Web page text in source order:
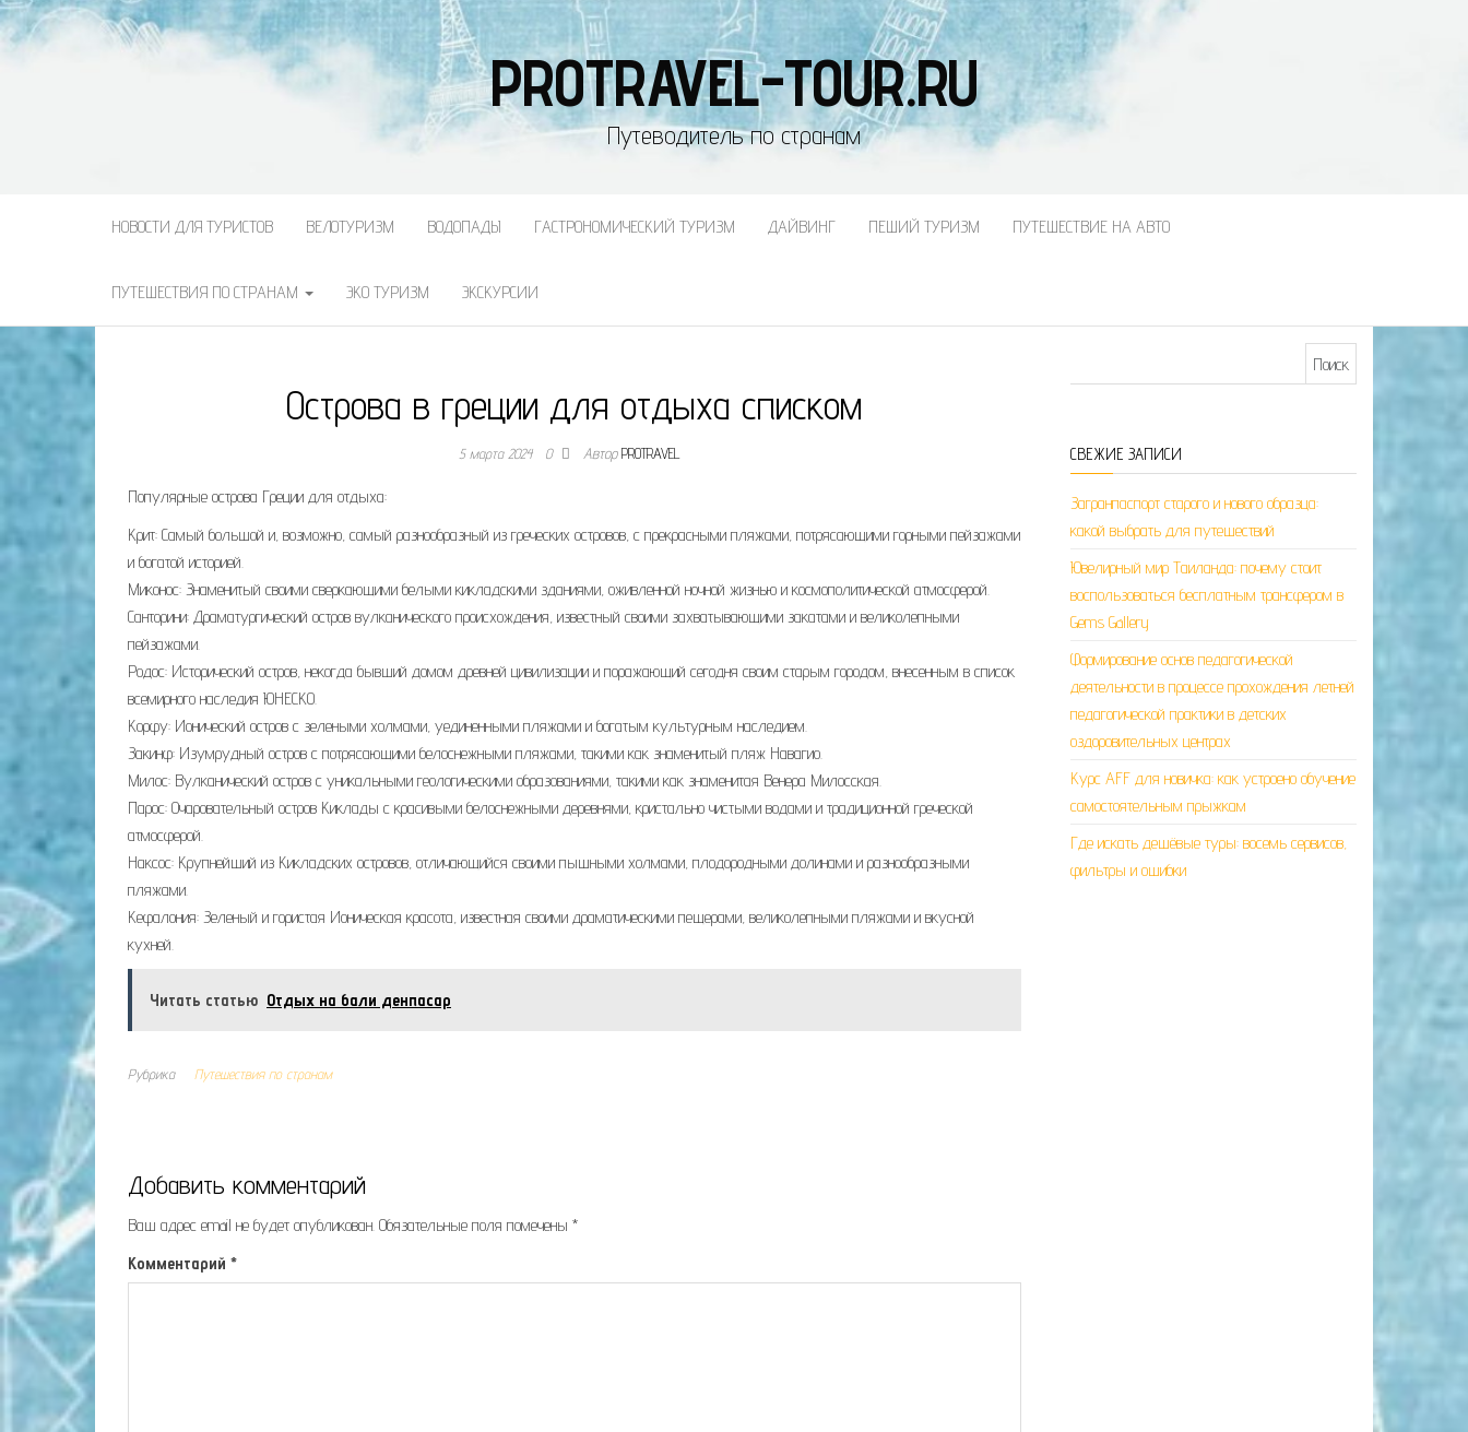
PROTRAVEL-TOUR.RU
Путеводитель по странам
НОВОСТИ ДЛЯ ТУРИСТОВ ВЕЛОТУРИЗМ ВОДОПАДЫ ГАСТРОНОМИЧЕСКИЙ ТУРИЗМ ДАЙВИНГ ПЕШИЙ ТУРИЗМ ПУТЕШЕСТВИЕ НА АВТО
ПУТЕШЕСТВИЯ ПО СТРАНАМ ЭКО ТУРИЗМ ЭКСКУРСИИ
Острова в греции для отдыха списком
5 марта 2024 0 АвторPROTRAVEL
Популярные острова Греции для отдыха:
Крит: Самый большой и, возможно, самый разнообразный из греческих островов, с прекрасными пляжами, потрясающими горными пейзажами
и богатой историей.
Миконос: Знаменитый своими сверкающими белыми кикладскими зданиями, оживленной ночной жизнью и космополитической атмосферой.
Санторини: Драматургический остров вулканического происхождения, известный своими захватывающими закатами и великолепными
пейзажами.
Родос: Исторический остров, некогда бывший домом древней цивилизации и поражающий сегодня своим старым городом, внесенным в список
всемирного наследия ЮНЕСКО.
Корфу: Ионический остров с зелеными холмами, уединенными пляжами и богатым культурным наследием.
Закинф: Изумрудный остров с потрясающими белоснежными пляжами, такими как знаменитый пляж Навагио.
Милос: Вулканический остров с уникальными геологическими образованиями, такими как знаменитая Венера Милосская.
Парос: Очаровательный остров Киклады с красивыми белоснежными деревнями, кристально чистыми водами и традиционной греческой
атмосферой.
Наксос: Крупнейший из Кикладских островов, отличающийся своими пышными холмами, плодородными долинами и разнообразными
пляжами.
Кефалония: Зеленый и гористая Ионическая красота, известная своими драматическими пещерами, великолепными пляжами и вкусной
кухней.
Читать статью Отдых на бали денпасар
Рубрика Путешествия по странам
Добавить комментарий
Ваш адрес email не будет опубликован. Обязательные поля помечены *
Комментарий *
СВЕЖИЕ ЗАПИСИ
Загранпаспорт старого и нового образца:
какой выбрать для путешествий
Ювелирный мир Таиланда: почему стоит
воспользоваться бесплатным трансфером в
Gems Gallery
Формирование основ педагогической
деятельности в процессе прохождения летней
педагогической практики в детских
оздоровительных центрах
Курс AFF для новичка: как устроено обучение
самостоятельным прыжкам
Где искать дешёвые туры: восемь сервисов,
фильтры и ошибки